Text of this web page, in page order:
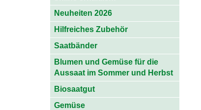
Neuheiten 2026
Hilfreiches Zubehör
Saatbänder
Blumen und Gemüse für die
Aussaat im Sommer und Herbst
Biosaatgut
Gemüse